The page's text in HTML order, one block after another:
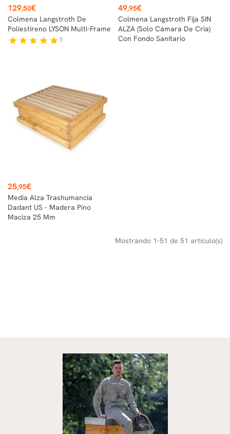
Precio
129,50€
Colmena Langstroth De
Poliestireno LYSON Multi-Frame
star star star star star 1
Precio
49,95€
Colmena Langstroth Fija SIN
ALZA (solo Cámara De Cria)
Con Fondo Sanitario
Precio
25,95€
Media Alza Trashumancia
Dadant US - Madera Pino
Maciza 25 Mm
Mostrando 1-51 de 51 artículo(s)